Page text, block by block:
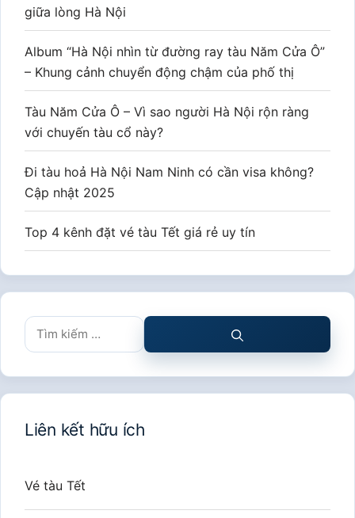
giữa lòng Hà Nội
Album “Hà Nội nhìn từ đường ray tàu Năm Cửa Ô”
– Khung cảnh chuyển động chậm của phố thị
Tàu Năm Cửa Ô – Vì sao người Hà Nội rộn ràng
với chuyến tàu cổ này?
Đi tàu hoả Hà Nội Nam Ninh có cần visa không?
Cập nhật 2025
Top 4 kênh đặt vé tàu Tết giá rẻ uy tín
Tìm
kiếm
Liên kết hữu ích
Vé tàu Tết